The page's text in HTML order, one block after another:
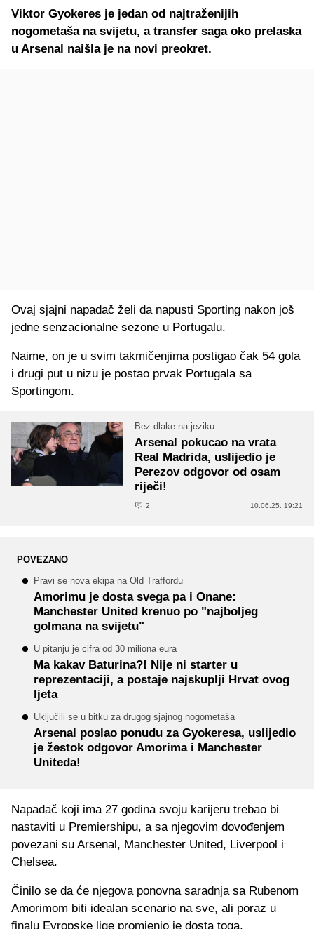
Viktor Gyokeres je jedan od najtraženijih
nogometaša na svijetu, a transfer saga oko prelaska
u Arsenal naišla je na novi preokret.
Ovaj sjajni napadač želi da napusti Sporting nakon još
jedne senzacionalne sezone u Portugalu.
Naime, on je u svim takmičenjima postigao čak 54 gola
i drugi put u nizu je postao prvak Portugala sa
Sportingom.
Bez dlake na jeziku
Arsenal pokucao na vrata
Real Madrida, uslijedio je
Perezov odgovor od osam
riječi!
2 10.06.25. 19:21
POVEZANO
Pravi se nova ekipa na Old Traffordu
Amorimu je dosta svega pa i Onane:
Manchester United krenuo po "najboljeg
golmana na svijetu"
U pitanju je cifra od 30 miliona eura
Ma kakav Baturina?! Nije ni starter u
reprezentaciji, a postaje najskuplji Hrvat ovog
ljeta
Uključili se u bitku za drugog sjajnog nogometaša
Arsenal poslao ponudu za Gyokeresa, uslijedio
je žestok odgovor Amorima i Manchester
Uniteda!
Napadač koji ima 27 godina svoju karijeru trebao bi
nastaviti u Premiershipu, a sa njegovim dovođenjem
povezani su Arsenal, Manchester United, Liverpool i
Chelsea.
Činilo se da će njegova ponovna saradnja sa Rubenom
Amorimom biti idealan scenario na sve, ali poraz u
finalu Evropske lige promjenio je dosta toga.